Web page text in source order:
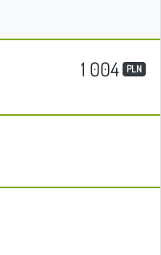
1 004 PLN